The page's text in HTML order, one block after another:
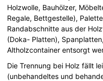
Holzwolle, Bauhölzer,
Regale, Bettgestelle),
Randabschnitte aus der
(Doka- Platten),
Altholzcontainer entsorgt
Die Trennung bei Holz fällt
(unbehandeltes und